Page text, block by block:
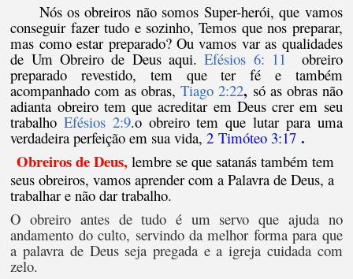
Nós os obreiros não somos Super-herói, que vamos
conseguir fazer tudo e sozinho, Temos que nos preparar,
mas como estar preparado? Ou vamos var as qualidades
de Um Obreiro de Deus aqui. Efésios 6: 11
obreiro
preparado revestido, tem que ter fé e também
acompanhado com as obras, Tiago 2:22, só as obras não
adianta obreiro tem que acreditar em Deus crer em seu
trabalho Efésios 2:9.o obreiro tem que lutar para uma
verdadeira perfeição em sua vida, 2 Timóteo 3:17.
Obreiros de Deus, lembre se que satanás também tem
seus obreiros, vamos aprender com a Palavra de Deus, a
trabalhar e não dar trabalho.
O obreiro antes de tudo é um servo que ajuda no
andamento do culto, servindo da melhor forma para que
a palavra de Deus seja pregada e a igreja cuidada com
zelo.